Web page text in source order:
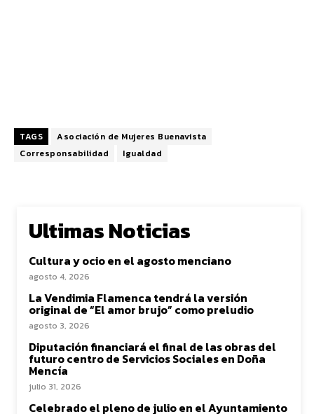
TAGS
Asociación de Mujeres Buenavista
Corresponsabilidad
Igualdad
Ultimas Noticias
Cultura y ocio en el agosto menciano
agosto 4, 2026
La Vendimia Flamenca tendrá la versión
original de “El amor brujo” como preludio
agosto 3, 2026
Diputación financiará el final de las obras del
futuro centro de Servicios Sociales en Doña
Mencía
julio 31, 2026
Celebrado el pleno de julio en el Ayuntamiento